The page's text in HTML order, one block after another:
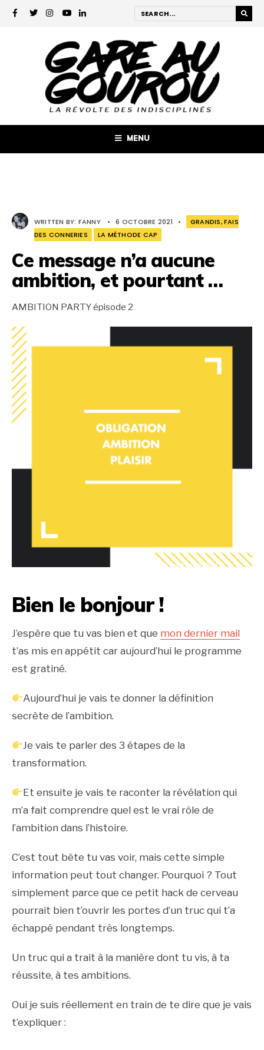
MENU
WRITTEN BY: FANNY • 6 OCTOBRE 2021 •
GRANDIS, FAIS
DES CONNERIES
LA MÉTHODE CAP
Ce message n’a aucune
ambition, et pourtant …
AMBITION PARTY épisode 2
Bien le bonjour !
J’espère que tu vas bien et que mon dernier mail
t’as mis en appétit car aujourd’hui le programme
est gratiné.
Aujourd’hui je vais te donner la définition
secrète de l’ambition.
Je vais te parler des 3 étapes de la
transformation.
Et ensuite je vais te raconter la révélation qui
m’a fait comprendre quel est le vrai rôle de
l’ambition dans l’histoire.
C’est tout bête tu vas voir, mais cette simple
information peut tout changer. Pourquoi ? Tout
simplement parce que ce petit hack de cerveau
pourrait bien t’ouvrir les portes d’un truc qui t’a
échappé pendant très longtemps.
Un truc qui a trait à la manière dont tu vis, à ta
réussite, à tes ambitions.
Oui je suis réellement en train de te dire que je vais
t’expliquer :